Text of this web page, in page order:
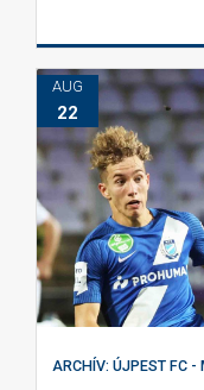
AUG
22
ARCHÍV: ÚJPEST FC